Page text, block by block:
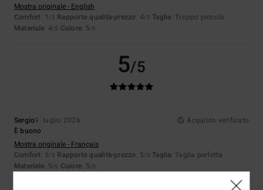
Mostra originale - English
Comfort: 1 /5 Rapporto qualità-prezzo: 4/5 Taglia: Troppo piccolo
Materiale: 4/5 Colore: 5/5
5/5
Sergio9. luglio 2026
Acquisto verificato
È buono
Mostra originale - Français
Comfort: 5/5 Rapporto qualità-prezzo: 5/5 Taglia: Taglia perfetta
Materiale: 5/5 Colore: 5/5